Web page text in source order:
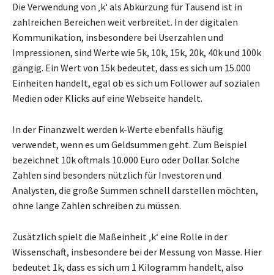
Die Verwendung von ‚k‘ als Abkürzung für Tausend ist in
zahlreichen Bereichen weit verbreitet. In der digitalen
Kommunikation, insbesondere bei Userzahlen und
Impressionen, sind Werte wie 5k, 10k, 15k, 20k, 40k und 100k
gängig. Ein Wert von 15k bedeutet, dass es sich um 15.000
Einheiten handelt, egal ob es sich um Follower auf sozialen
Medien oder Klicks auf eine Webseite handelt.
In der Finanzwelt werden k-Werte ebenfalls häufig
verwendet, wenn es um Geldsummen geht. Zum Beispiel
bezeichnet 10k oftmals 10.000 Euro oder Dollar. Solche
Zahlen sind besonders nützlich für Investoren und
Analysten, die große Summen schnell darstellen möchten,
ohne lange Zahlen schreiben zu müssen.
Zusätzlich spielt die Maßeinheit ‚k‘ eine Rolle in der
Wissenschaft, insbesondere bei der Messung von Masse. Hier
bedeutet 1k, dass es sich um 1 Kilogramm handelt, also